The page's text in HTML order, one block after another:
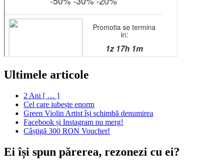
Ultimele articole
2 Ani [ … ]
Cel care iubește enorm
Green Violin Artist își schimbă denumirea
Facebook și Instagram nu merg!
Câștigă 300 RON Voucher!
Ei își spun părerea, rezonezi cu ei?